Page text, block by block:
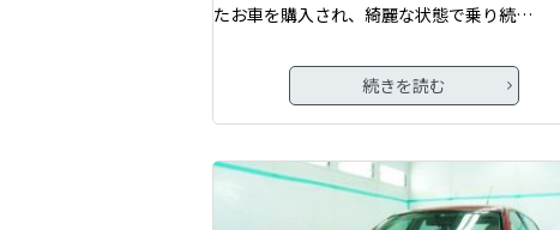
たお車を購入され、綺麗な状態で乗り続…
続きを読む